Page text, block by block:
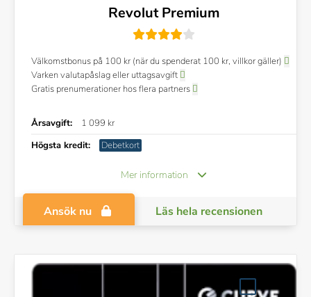
Revolut Premium
Välkomstbonus på 100 kr (när du spenderat 100 kr, villkor gäller)
Varken valutapåslag eller uttagsavgift
Gratis prenumerationer hos flera partners
Årsavgift:
1 099 kr
Högsta kredit:
Debetkort
Mer information
Ansök nu Läs hela recensionen